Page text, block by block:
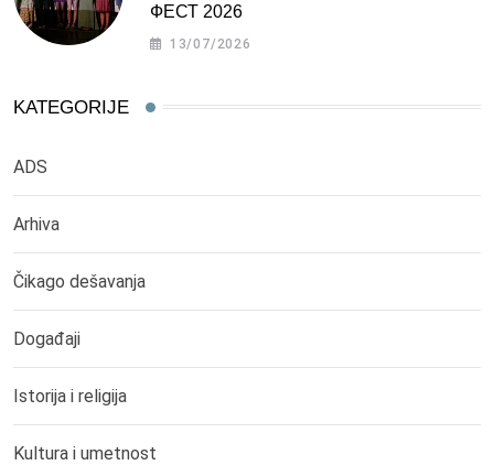
ФЕСТ 2026
13/07/2026
KATEGORIJE
ADS
Arhiva
Čikago dešavanja
Događaji
Istorija i religija
Kultura i umetnost